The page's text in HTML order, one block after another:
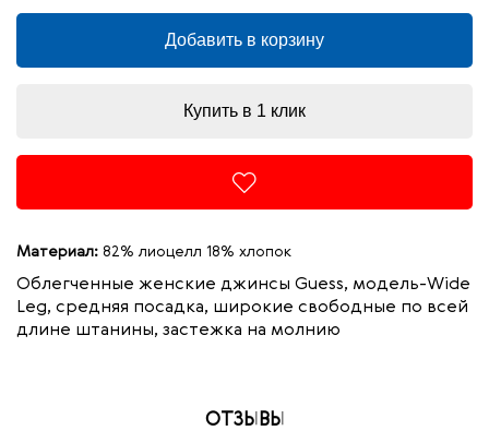
Добавить в корзину
Купить в 1 клик
Материал: 82% лиоцелл 18% хлопок
Облегченные женские джинсы Guess, модель-Wide
Leg, средняя посадка, широкие свободные по всей
длине штанины, застежка на молнию
ОТЗЫВЫ